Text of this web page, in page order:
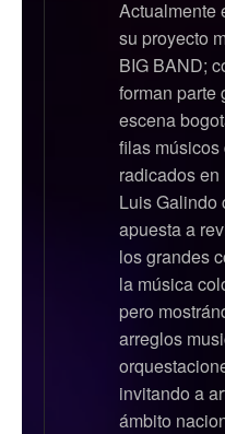
Actualmente
su proyecto
BIG BAND;
forman parte
escena
filas músicos
radicados
Luis Galindo
apuesta a
los grandes
la música
pero
arreglos
invitando a
ámbito